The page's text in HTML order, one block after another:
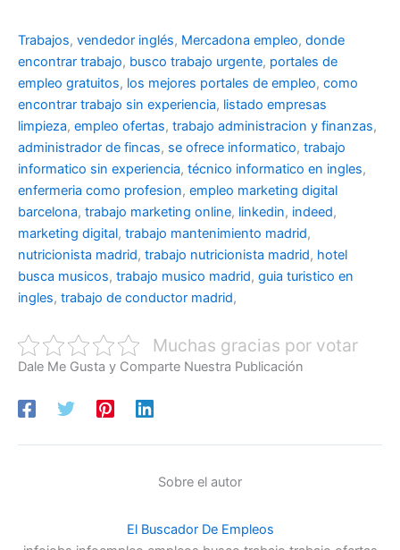
Trabajos, vendedor inglés, Mercadona empleo, donde
encontrar trabajo, busco trabajo urgente, portales de
empleo gratuitos, los mejores portales de empleo, como
encontrar trabajo sin experiencia, listado empresas
limpieza, empleo ofertas, trabajo administracion y finanzas,
administrador de fincas, se ofrece informatico, trabajo
informatico sin experiencia, técnico informatico en ingles,
enfermeria como profesion, empleo marketing digital
barcelona, trabajo marketing online, linkedin, indeed,
marketing digital, trabajo mantenimiento madrid,
nutricionista madrid, trabajo nutricionista madrid, hotel
busca musicos, trabajo musico madrid, guia turistico en
ingles, trabajo de conductor madrid,
Muchas gracias por votar
Dale Me Gusta y Comparte Nuestra Publicación
Sobre el autor
El Buscador De Empleos